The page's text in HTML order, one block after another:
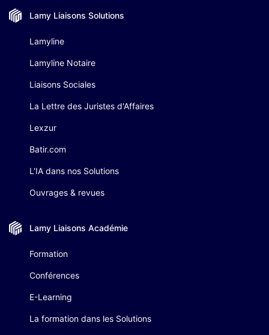
Lamy Liaisons Solutions
Lamyline
Lamyline Notaire
Liaisons Sociales
La Lettre des Juristes d'Affaires
Lexzur
Batir.com
L'IA dans nos Solutions
Ouvrages & revues
Lamy Liaisons Académie
Formation
Conférences
E-Learning
La formation dans les Solutions